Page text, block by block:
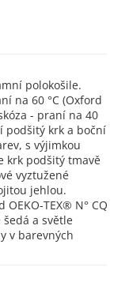
polokošile.
na 60 °C (Oxford
- praní na 40
podšitý krk a boční
s výjimkou
krk podšitý tmavě
vyztužené
jehlou.
OEKO-TEX® N° CQ
šedá a světle
v barevných